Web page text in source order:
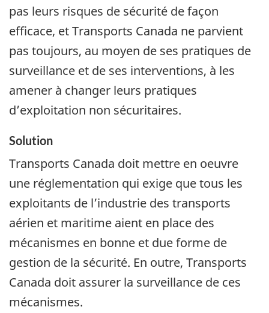
pas leurs risques de sécurité de façon
efficace, et Transports Canada ne parvient
pas toujours, au moyen de ses pratiques de
surveillance et de ses interventions, à les
amener à changer leurs pratiques
d’exploitation non sécuritaires.
Solution
Transports Canada doit mettre en oeuvre
une réglementation qui exige que tous les
exploitants de l’industrie des transports
aérien et maritime aient en place des
mécanismes en bonne et due forme de
gestion de la sécurité. En outre, Transports
Canada doit assurer la surveillance de ces
mécanismes.